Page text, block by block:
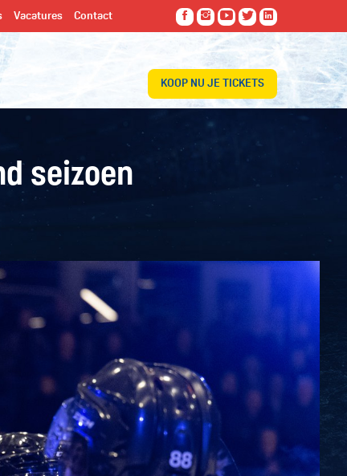
Vacatures Contact
KOOP NU JE TICKETS
seizoen